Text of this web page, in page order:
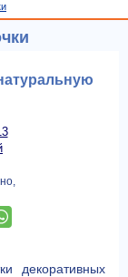
декоративных